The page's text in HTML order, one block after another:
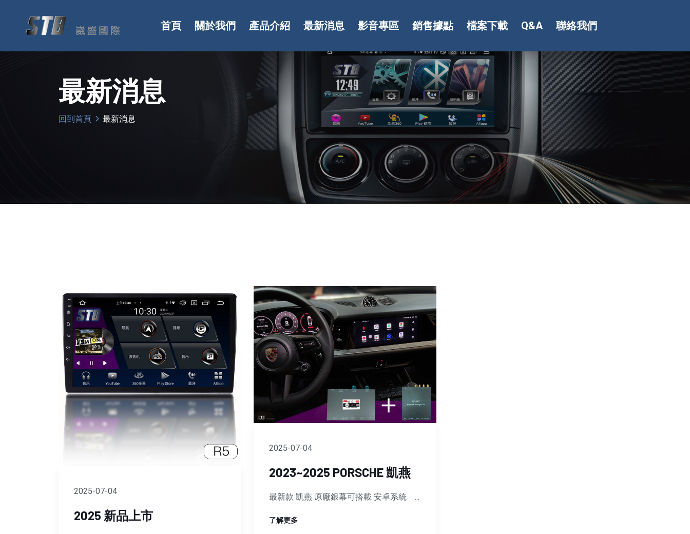
首頁 關於我們 產品介紹 最新消息 影音專區 銷售據點 檔案下載 Q&A 聯絡我們
最新消息
回到首頁 最新消息
2025-07-04
2025 新品上市
2025-07-04
2023~2025 PORSCHE 凱燕
最新款 凱燕 原廠銀幕可搭載 安卓系統 ...
了解更多